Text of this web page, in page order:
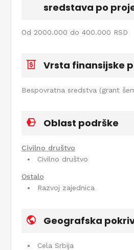
sredstava po
Od 2000.000 do 400.000 RSD
Vrsta finansijske
Bespovratna sredstva (grant
Oblast podrške
Civilno društvo
Civilno društvo
Ostalo
Razvoj zajednica
Geografska
Cela Srbija